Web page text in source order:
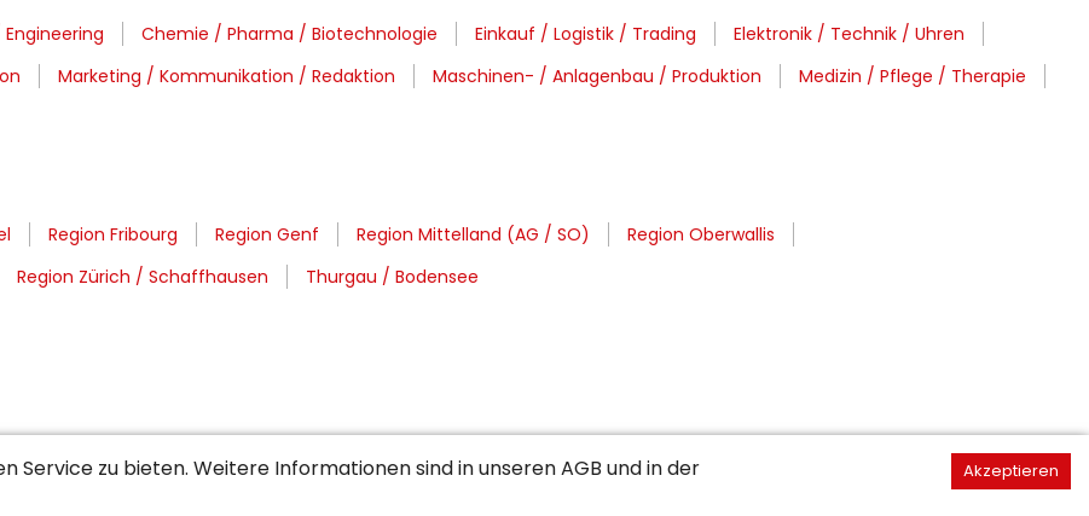
Chemie / Pharma / Biotechnologie Einkauf / Logistik / Trading
Elektronik / Technik / Uhren
Marketing / Kommunikation / Redaktion Maschinen- / Anlagenbau / Produktion
Medizin / Pflege / Therapie
Region Fribourg Region Genf Region Mittelland (AG / SO)
Region Oberwallis
Region Zürich / Schaffhausen Thurgau / Bodensee
Service zu bieten. Weitere Informationen sind in unserenAGB und in der
Akzeptieren